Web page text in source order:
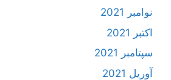
نوامبر 2021
اکتبر 2021
سپتامبر 2021
آوریل 2021